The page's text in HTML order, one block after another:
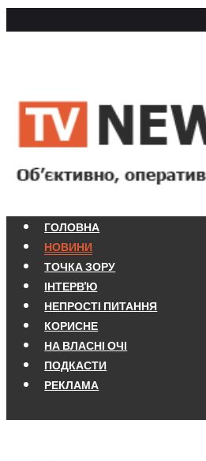
ГОЛОВНА
НОВИНИ
ТОЧКА ЗОРУ
ІНТЕРВ'Ю
НЕПРОСТІ ПИТАННЯ
КОРИСНЕ
НА ВЛАСНІ ОЧІ
ПОДКАСТИ
РЕКЛАМА